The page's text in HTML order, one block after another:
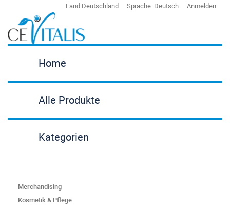
Land Deutschland Sprache: Deutsch Anmelden
Home
Alle Produkte
Kategorien
Merchandising
Kosmetik & Pflege